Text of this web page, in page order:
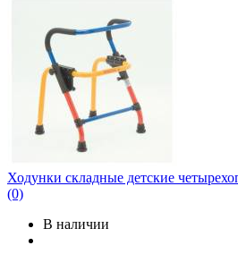
Ходунки складные детские
(0)
В наличии